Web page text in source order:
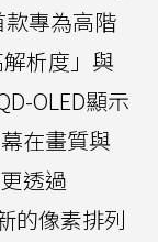
專為高階
析度」與
OLED顯示
在畫質與
透過
的像素排列